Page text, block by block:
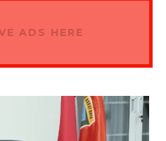
ADS HERE